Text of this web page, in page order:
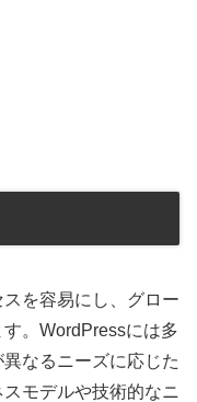
を容易にし、グロー
。WordPressには多
なるニーズに応じた
モデルや技術的なニ